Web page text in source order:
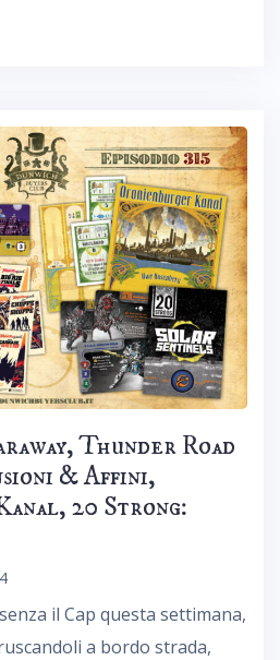
Thunder Road
& Affini,
20 Strong:
il Cap questa settimana,
a bordo strada,